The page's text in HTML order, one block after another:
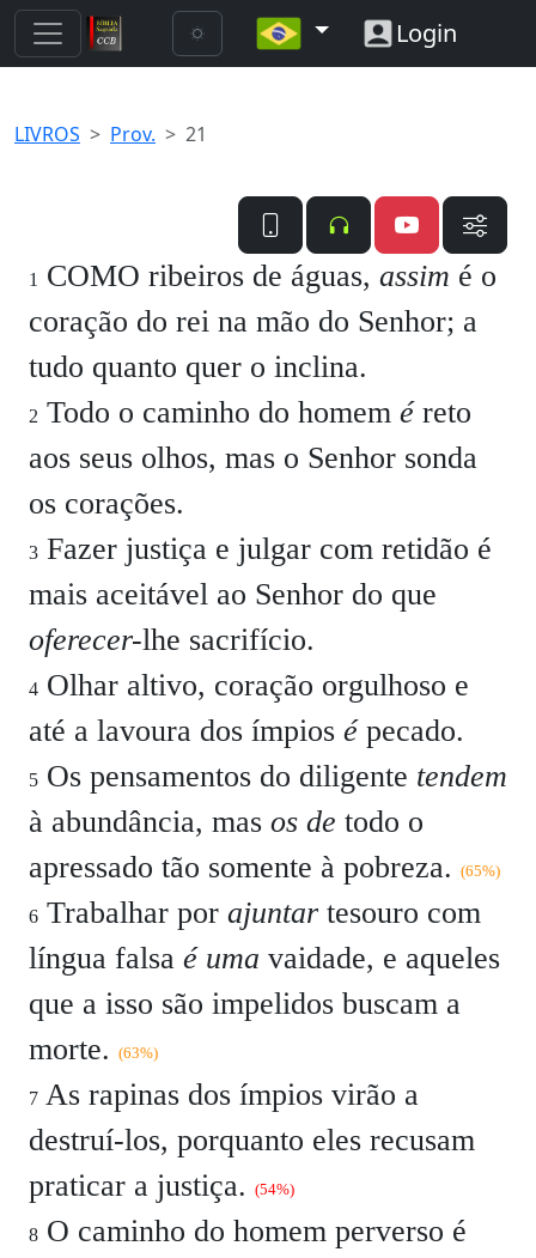
Login
LIVROS Prov. 21
1 COMO ribeiros de águas, assim é o
coração do rei na mão do Senhor; a
tudo quanto quer o inclina.
2 Todo o caminho do homem éreto
aos seus olhos, mas o Senhor sonda
os corações.
3 Fazer justiça e julgar com retidão é
mais aceitável ao Senhor do que
oferecer-lhe sacrifício.
4 Olhar altivo, coração orgulhoso e
até a lavoura dos ímpios épecado.
5 Os pensamentos do diligente tendem
à abundância, mas os de todo o
apressado tão somente à pobreza. (65%)
6 Trabalhar por ajuntar tesouro com
língua falsa é uma vaidade, e aqueles
que a isso são impelidos buscam a
morte. (63%)
7 As rapinas dos ímpios virão a
destruí-los, porquanto eles recusam
praticar a justiça. (54%)
8 O caminho do homem perverso é